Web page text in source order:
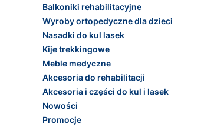
Balkoniki rehabilitacyjne
Wyroby ortopedyczne dla dzieci
Nasadki do kul lasek
Kije trekkingowe
Meble medyczne
Akcesoria do rehabilitacji
Akcesoria i części do kul i lasek
Nowości
Promocje